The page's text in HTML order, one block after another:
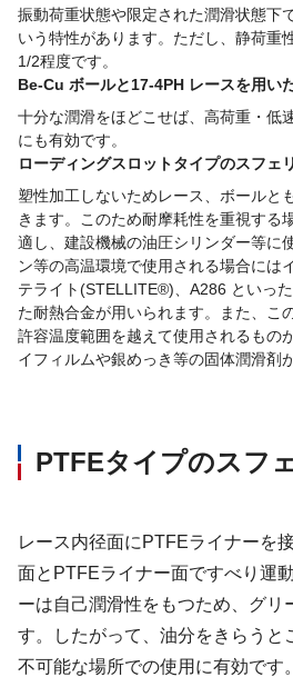
振動荷重状態や限定された潤滑状態下
いう特性があります。ただし、静荷重
1/2程度です。
Be-Cu ボールと17-4PH レースを用い
十分な潤滑をほどこせば、高荷重・低
にも有効です。
ローディングスロットタイプのスフェ
塑性加工しないためレース、ボールと
きます。このため耐摩耗性を重視する
適し、建設機械の油圧シリンダー等に
ン等の高温環境で使用される場合には
テライト(STELLITE®)、A286 といっ
た耐熱合金が用いられます。また、こ
許容温度範囲を越えて使用されるもの
イフィルムや銀めっき等の固体潤滑剤
PTFEタイプのスフ
レース内径面にPTFEライナーを
面とPTFEライナー面ですべり運
ーは自己潤滑性をもつため、グリ
す。したがって、油分をきらうと
不可能な場所での使用に有効です